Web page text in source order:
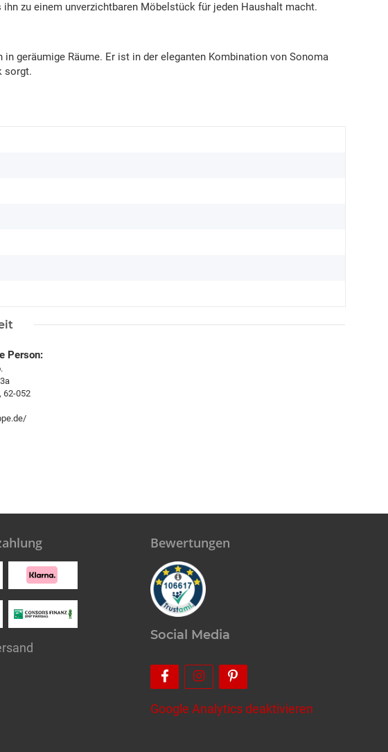
zu einem unverzichtbaren Möbelstück für jeden Haushalt macht.
geräumige Räume. Er ist in der eleganten Kombination von Sonoma
sorgt.
Person:
62-052
Bewertungen
Social Media
Google Analytics deaktivieren